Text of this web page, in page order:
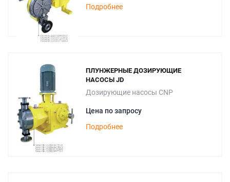
Подробнее
ПЛУНЖЕРНЫЕ ДОЗИРУЮЩИЕ
НАСОСЫ JD
Дозирующие насосы CNP
Цена по запросу
Подробнее